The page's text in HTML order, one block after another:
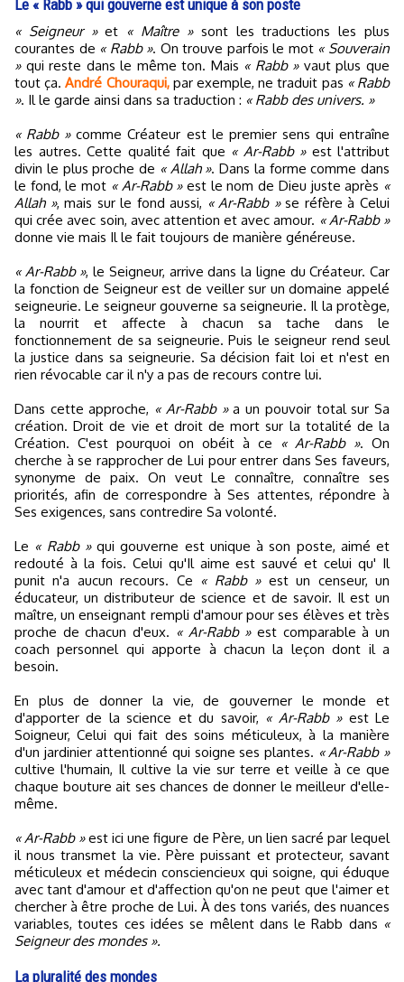
Le « Rabb » qui gouverne est unique à son poste
« Seigneur »et « Maître »sont les traductions les plus
courantes de « Rabb ». On trouve parfois le mot « Souverain
»qui reste dans le même ton. Mais « Rabb »vaut plus que
tout ça.André Chouraqui,par exemple, ne traduit pas « Rabb
». Il le garde ainsi dans sa traduction : « Rabb des univers. »
« Rabb »comme Créateur est le premier sens qui entraîne
les autres. Cette qualité fait que « Ar-Rabb »est l'attribut
divin le plus proche de « Allah ». Dans la forme comme dans
le fond, le mot « Ar-Rabb »est le nom de Dieu juste après «
Allah », mais sur le fond aussi, « Ar-Rabb »se réfère à Celui
qui crée avec soin, avec attention et avec amour. « Ar-Rabb »
donne vie mais Il le fait toujours de manière généreuse.
« Ar-Rabb », le Seigneur, arrive dans la ligne du Créateur. Car
la fonction de Seigneur est de veiller sur un domaine appelé
seigneurie. Le seigneur gouverne sa seigneurie. Il la protège,
la nourrit et affecte à chacun sa tache dans le
fonctionnement de sa seigneurie. Puis le seigneur rend seul
la justice dans sa seigneurie. Sa décision fait loi et n'est en
rien révocable car il n'y a pas de recours contre lui.
Dans cette approche, « Ar-Rabb »a un pouvoir total sur Sa
création. Droit de vie et droit de mort sur la totalité de la
Création. C'est pourquoi on obéit à ce
« Ar-Rabb ». On
cherche à se rapprocher de Lui pour entrer dans Ses faveurs,
synonyme de paix. On veut Le connaître, connaître ses
priorités, afin de correspondre à Ses attentes, répondre à
Ses exigences, sans contredire Sa volonté.
Le « Rabb »qui gouverne est unique à son poste, aimé et
redouté à la fois. Celui qu'Il aime est sauvé et celui qu' Il
punit n'a aucun recours. Ce « Rabb »est un censeur, un
éducateur, un distributeur de science et de savoir. Il est un
maître, un enseignant rempli d'amour pour ses élèves et très
proche de chacun d'eux. « Ar-Rabb »est comparable à un
coach personnel qui apporte à chacun la leçon dont il a
besoin.
En plus de donner la vie, de gouverner le monde et
d'apporter de la science et du savoir, « Ar-Rabb »est Le
Soigneur, Celui qui fait des soins méticuleux, à la manière
d'un jardinier attentionné qui soigne ses plantes. « Ar-Rabb »
cultive l'humain, Il cultive la vie sur terre et veille à ce que
chaque bouture ait ses chances de donner le meilleur d'elle-
même.
« Ar-Rabb »est ici une figure de Père, un lien sacré par lequel
il nous transmet la vie. Père puissant et protecteur, savant
méticuleux et médecin consciencieux qui soigne, qui éduque
avec tant d'amour et d'affection qu'on ne peut que l'aimer et
chercher à être proche de Lui. À des tons variés, des nuances
variables, toutes ces idées se mêlent dans le Rabb dans «
Seigneur des mondes ».
La pluralité des mondes